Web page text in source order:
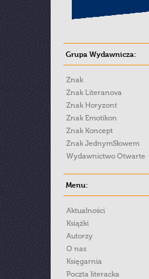
Grupa Wydawnicza:
Znak
Znak Literanova
Znak Horyzont
Znak Emotikon
Znak Koncept
Znak JednymSłowem
Wydawnictwo Otwarte
Menu:
Aktualności
Książki
Autorzy
O nas
Księgarnia
Poczta literacka